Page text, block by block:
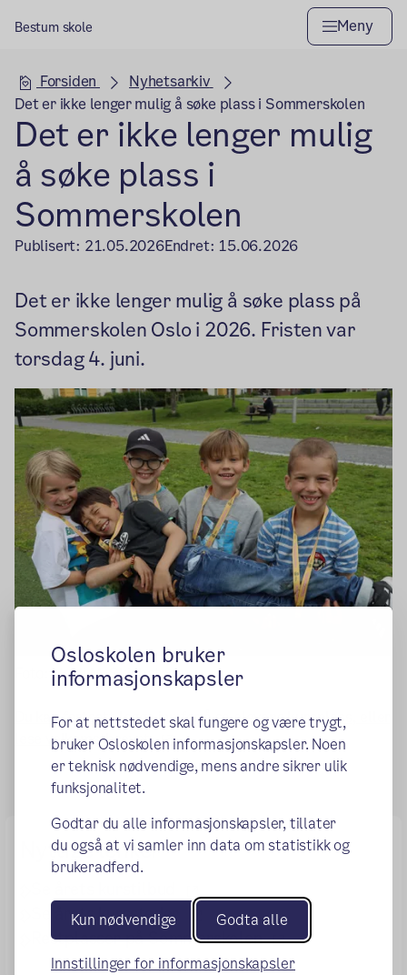
Osloskolen bruker
informasjonskapsler
For at nettstedet skal fungere og være trygt,
bruker Osloskolen informasjonskapsler. Noen
er teknisk nødvendige, mens andre sikrer ulik
funksjonalitet.
Godtar du alle informasjonskapsler, tillater
du også at vi samler inn data om statistikk og
brukeradferd.
Kun nødvendige Godta alle
Innstillinger for informasjonskapsler
Bestum skole Meny
Hovedseksjon
Forsiden
Nyhetsarkiv
Det er ikke lenger mulig å søke plass i Sommerskolen
Det er ikke lenger mulig
å søke plass i
Sommerskolen
Publisert: 21.05.2026Endret: 15.06.2026
Det er ikke lenger mulig å søke plass på
Sommerskolen Oslo i 2026. Fristen var
torsdag 4. juni.
Foto: Heidi M. Skjebstad
Du kan fortsatt logge inn for å se elevens kursplass, eller
lese velkomstbrevet.
(ekstern lenke)
Nyttige lenker
Se årets kurssteder
(ekstern lenke)
Restplasser på Sommerskolen
(ekstern lenke)